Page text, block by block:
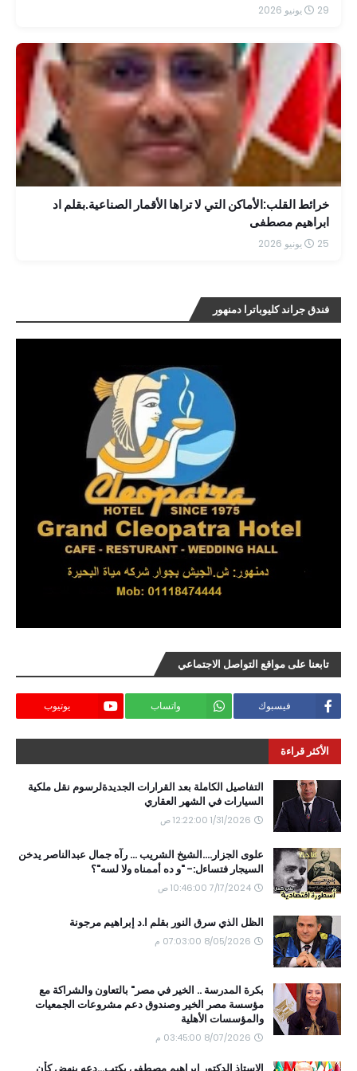
29 يونيو 2026
خرائط القلب:الأماكن التي لا تراها الأقمار الصناعية.بقلم اد
ابراهيم مصطفى
25 يونيو 2026
فندق جراند كليوباترا دمنهور
تابعنا على مواقع التواصل الاجتماعي
فيسبوك واتساب يوتيوب
الأكثر قراءة
التفاصيل الكاملة بعد القرارات الجديدةلرسوم نقل ملكية
السيارات في الشهر العقاري
1/31/2026 12:22:00 ص
علوى الجزار....الشيخ الشريب ... رآه جمال عبدالناصر يدخن
السيجار فتساءل:- "و ده أممناه ولا لسه"؟
7/17/2024 10:46:00 ص
الظل الذي سرق النور بقلم ا.د إبراهيم مرجونة
8/05/2026 07:03:00 م
بكرة المدرسة .. الخير في مصر" بالتعاون والشراكة مع
مؤسسة مصر الخير وصندوق دعم مشروعات الجمعيات
والمؤسسات الأهلية
8/07/2026 03:45:00 م
الاستاذ الدكتور ابراهيم مصطفى يكتب...دعه ينهض كأن